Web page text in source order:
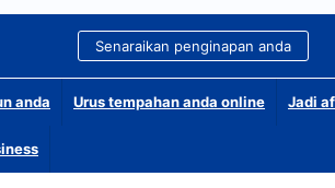
Senaraikan penginapan anda
anda Urus tempahan anda online Jadi